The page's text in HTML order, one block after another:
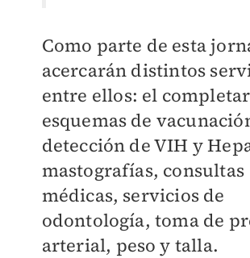
Como parte de esta
acercarán distintos
entre ellos: el completar
esquemas de
detección de VIH y
mastografías, consultas
médicas, servicios de
odontología, toma de
arterial, peso y talla.